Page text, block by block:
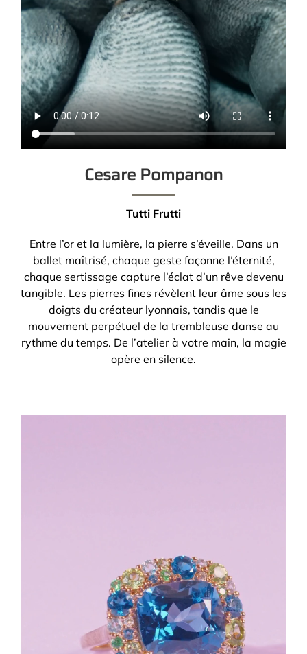
Cesare Pompanon
Tutti Frutti
Entre l’or et la lumière, la pierre s’éveille. Dans un
ballet maîtrisé, chaque geste façonne l’éternité,
chaque sertissage capture l’éclat d’un rêve devenu
tangible. Les pierres fines révèlent leur âme sous les
doigts du créateur lyonnais, tandis que le
mouvement perpétuel de la trembleuse danse au
rythme du temps. De l’atelier à votre main, la magie
opère en silence.